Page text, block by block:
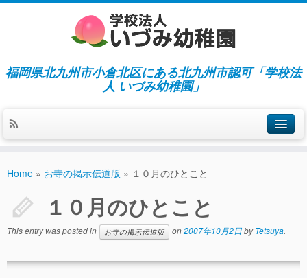
福岡県北九州市小倉北区にある北九州市認可「学校法
人 いづみ幼稚園」
施設紹介
指導／保育の内容
入園募集／入園費用
Home » お寺の掲示伝道版 » １０月のひとこと
１０月のひとこと
This entry was posted in お寺の掲示伝道版 on2007年10月2日byTetsuya.